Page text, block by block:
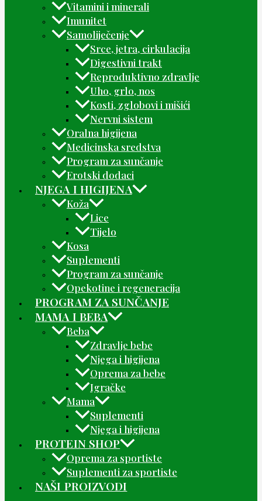
Vitamini i minerali
Imunitet
Samoliječenje
Srce, jetra, cirkulacija
Digestivni trakt
Reproduktivno zdravlje
Uho, grlo, nos
Kosti, zglobovi i mišići
Nervni sistem
Oralna higijena
Medicinska sredstva
Program za sunčanje
Erotski dodaci
NJEGA I HIGIJENA
Koža
Lice
Tijelo
Kosa
Suplementi
Program za sunčanje
Opekotine i regeneracija
PROGRAM ZA SUNČANJE
MAMA I BEBA
Beba
Zdravlje bebe
Njega i higijena
Oprema za bebe
Igračke
Mama
Suplementi
Njega i higijena
PROTEIN SHOP
Oprema za sportiste
Suplementi za sportiste
NAŠI PROIZVODI